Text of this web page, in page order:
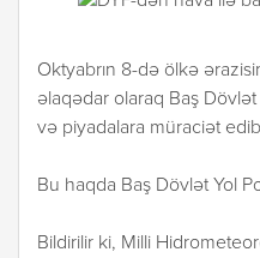
Oktyabrın 8-də ölkə
əlaqədar olaraq Baş
və piyadalara müraciət
Bu haqda Baş Dövlət Yol
Bildirilir ki, Milli